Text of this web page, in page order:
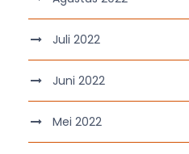
Juli 2022
Juni 2022
Mei 2022